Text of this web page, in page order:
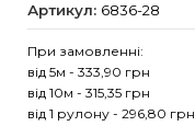
Артикул: 6836-28
При замовленні:
від 5м - 333,90 грн
від 10м - 315,35 грн
від 1 рулону - 296,80 грн